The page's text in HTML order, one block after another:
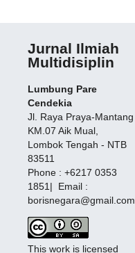
Jurnal Ilmiah
Multidisiplin
Lumbung Pare
Cendekia
Jl. Raya Praya-Mantang
KM.07 Aik Mual,
Lombok Tengah - NTB
83511
Phone : +6217 0353
1851| Email :
borisnegara@gmail.com
This work is licensed